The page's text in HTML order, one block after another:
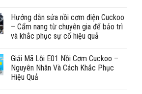
Hướng dẫn sửa nồi cơm điện Cuckoo
– Cẩm nang từ chuyên gia để bảo trì
và khắc phục sự cố hiệu quả
Giải Mã Lỗi E01 Nồi Cơm Cuckoo –
Nguyên Nhân Và Cách Khắc Phục
Hiệu Quả